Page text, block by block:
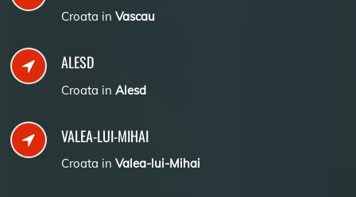
Croata in Vascau
ALESD
Croata in Alesd
VALEA-LUI-MIHAI
Croata in Valea-lui-Mihai